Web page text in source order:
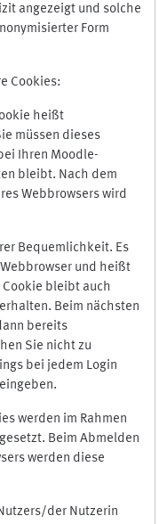
angezeigt und solche
Form
Cookies:
heißt
müssen dieses
Ihren Moodle-
bleibt. Nach dem
Webbrowsers wird
Bequemlichkeit. Es
und heißt
bleibt auch
Beim nächsten
bereits
Sie nicht zu
bei jedem Login
werden im Rahmen
Beim Abmelden
werden diese
der Nutzerin